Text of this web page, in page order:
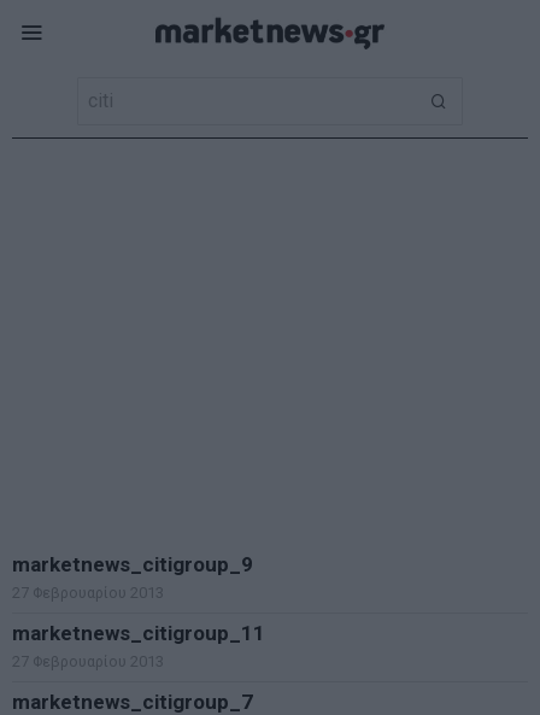
marketnews_citigroup_9
27 Φεβρουαρίου 2013
marketnews_citigroup_11
27 Φεβρουαρίου 2013
marketnews_citigroup_7